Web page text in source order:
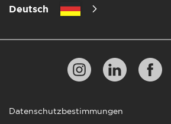
Deutsch
Datenschutzbestimmungen